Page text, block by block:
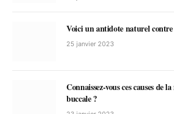
Voici un antidote naturel contre
25 janvier 2023
Connaissez-vous ces causes de
buccale ?